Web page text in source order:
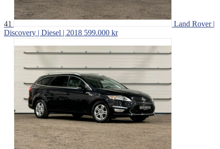
41
Land Rover |
Discovery | Diesel | 2018 599.000 kr